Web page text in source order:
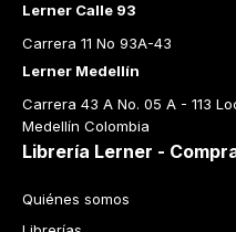
Lerner Calle 93
Carrera 11 No 93A-43
Lerner Medellín
Carrera 43 A No. 05 A - 113
Medellín Colombia
Librería Lerner -
Quiénes somos